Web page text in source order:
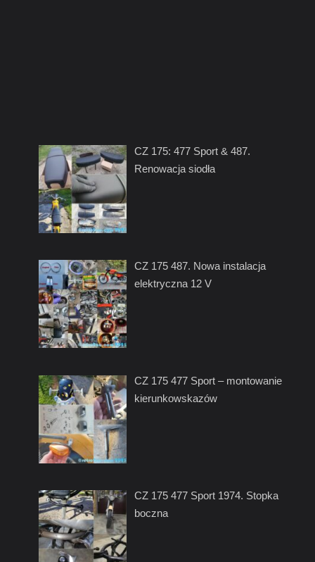
CZ 175: 477 Sport & 487.
Renowacja siodła
CZ 175 487. Nowa instalacja
elektryczna 12 V
CZ 175 477 Sport – montowanie
kierunkowskazów
CZ 175 477 Sport 1974. Stopka
boczna